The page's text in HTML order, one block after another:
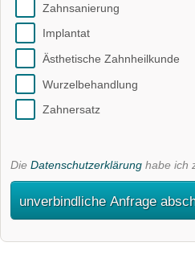
Zahnsanierung
Implantat
Ästhetische Zahnheilkunde
Wurzelbehandlung
Zahnersatz
Die Datenschutzerklärung habe ich
unverbindliche Anfrage